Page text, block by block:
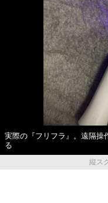
実際の『フリフラ』。遠隔操
る
縦ス